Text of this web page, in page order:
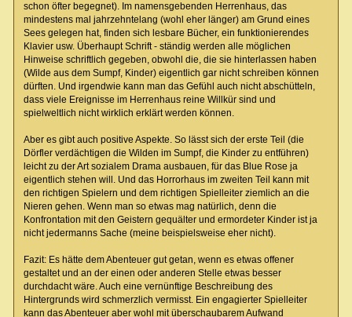
schon öfter begegnet). Im namensgebenden Herrenhaus, das
mindestens mal jahrzehntelang (wohl eher länger) am Grund eines
Sees gelegen hat, finden sich lesbare Bücher, ein funktionierendes
Klavier usw. Überhaupt Schrift - ständig werden alle möglichen
Hinweise schriftlich gegeben, obwohl die, die sie hinterlassen haben
(Wilde aus dem Sumpf, Kinder) eigentlich gar nicht schreiben können
dürften. Und irgendwie kann man das Gefühl auch nicht abschütteln,
dass viele Ereignisse im Herrenhaus reine Willkür sind und
spielweltlich nicht wirklich erklärt werden können.
Aber es gibt auch positive Aspekte. So lässt sich der erste Teil (die
Dörfler verdächtigen die Wilden im Sumpf, die Kinder zu entführen)
leicht zu der Art sozialem Drama ausbauen, für das Blue Rose ja
eigentlich stehen will. Und das Horrorhaus im zweiten Teil kann mit
den richtigen Spielern und dem richtigen Spielleiter ziemlich an die
Nieren gehen. Wenn man so etwas mag natürlich, denn die
Konfrontation mit den Geistern gequälter und ermordeter Kinder ist ja
nicht jedermanns Sache (meine beispielsweise eher nicht).
Fazit: Es hätte dem Abenteuer gut getan, wenn es etwas offener
gestaltet und an der einen oder anderen Stelle etwas besser
durchdacht wäre. Auch eine vernünftige Beschreibung des
Hintergrunds wird schmerzlich vermisst. Ein engagierter Spielleiter
kann das Abenteuer aber wohl mit überschaubarem Aufwand